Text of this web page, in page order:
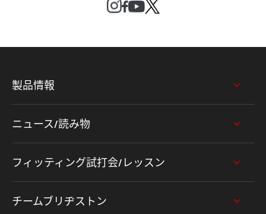
製品情報
ニュース/読み物
フィッティング試打会/レッスン
チームブリヂストン